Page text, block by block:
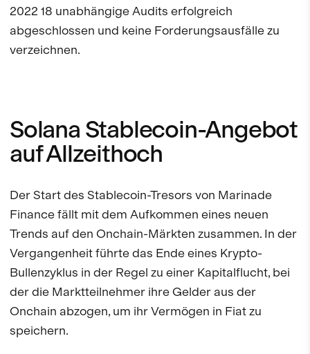
2022 18 unabhängige Audits erfolgreich
abgeschlossen und keine Forderungsausfälle zu
verzeichnen.
Solana Stablecoin-Angebot
auf Allzeithoch
Der Start des Stablecoin-Tresors von Marinade
Finance fällt mit dem Aufkommen eines neuen
Trends auf den Onchain-Märkten zusammen. In der
Vergangenheit führte das Ende eines Krypto-
Bullenzyklus in der Regel zu einer Kapitalflucht, bei
der die Marktteilnehmer ihre Gelder aus der
Onchain abzogen, um ihr Vermögen in Fiat zu
speichern.